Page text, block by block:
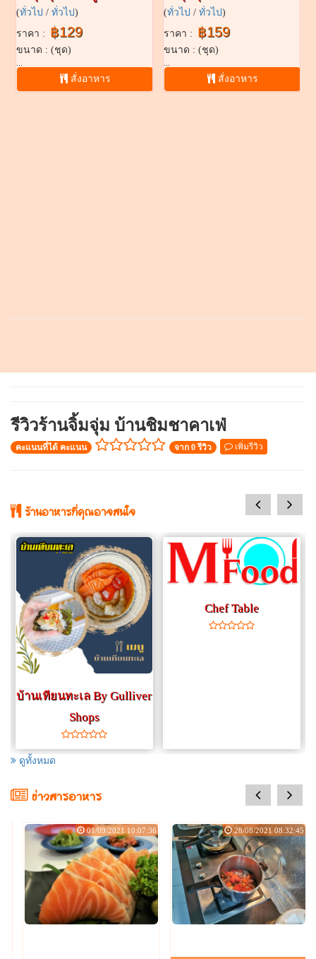
(ทั่วไป / ทั่วไป)
ราคา : ฿129
ขนาด : (ชุด)
...
สั่งอาหาร
(ทั่วไป / ทั่วไป)
ราคา : ฿159
ขนาด : (ชุด)
...
สั่งอาหาร
รีวิวร้านจิ้มจุ่ม บ้านชิมชาคาเฟ่
คะแนนที่ได้ คะแนน จาก 0 รีวิว เพิ่มรีวิว
ร้านอาหารที่คุณอาจสนใจ
บ้านเทียนทะเล By Gulliver
Shops
Chef Table
prev next
ดูทั้งหมด
ข่าวสารอาหาร
01/09/2021 10:07:36 28/08/2021 08:32:45
prev next